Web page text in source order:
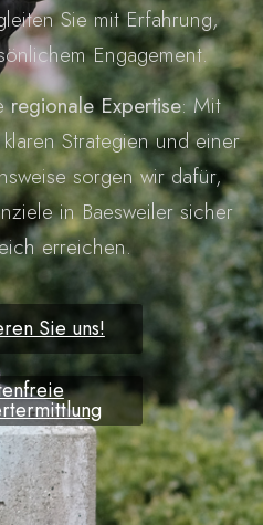
Sie mit Erfahrung,
Engagement.
regionale Expertise: Mit
Strategien und einer
sorgen wir dafür,
in Baesweiler sicher
erreichen.
Sie uns!